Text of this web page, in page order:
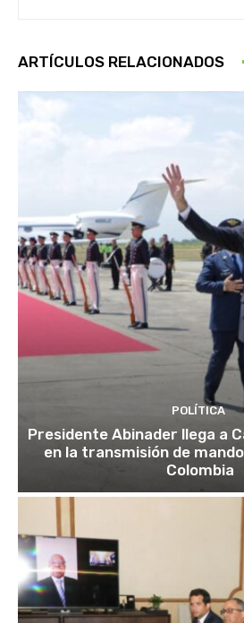
ARTÍCULOS RELACIONADOS
POLÍTICA
Presidente Abinader llega a
en la transmisión de
Colombia